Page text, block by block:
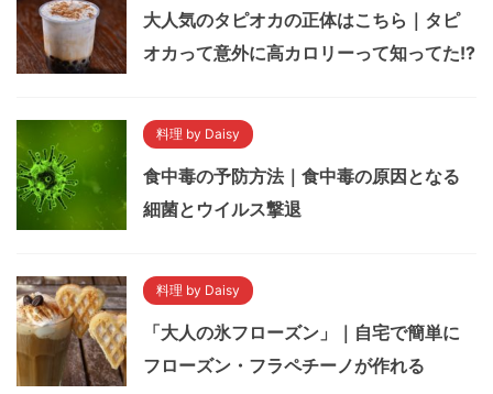
大人気のタピオカの正体はこちら｜タピ
オカって意外に高カロリーって知ってた!?
料理 by Daisy
食中毒の予防方法｜食中毒の原因となる
細菌とウイルス撃退
料理 by Daisy
「大人の氷フローズン」｜自宅で簡単に
フローズン・フラペチーノが作れる